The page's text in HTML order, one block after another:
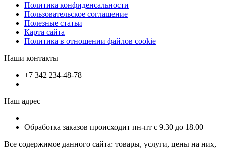
Политика конфиденсальности
Пользовательское соглашение
Полезные статьи
Карта сайта
Политика в отношении файлов cookie
Наши контакты
+7 342 234-48-78
Наш адрес
Обработка заказов происходит пн-пт с 9.30 до 18.00
Все содержимое данного сайта: товары, услуги, цены на них,